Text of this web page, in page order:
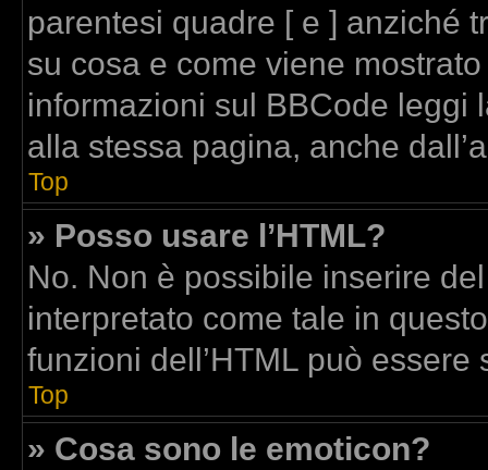
parentesi quadre [ e ] anziché
su cosa e come viene
informazioni sul BBCode leggi
alla stessa pagina, anche
Top
» Posso usare l’HTML?
No. Non è possibile inserire
interpretato come tale in
funzioni dell’HTML può
Top
» Cosa sono le emoticon?